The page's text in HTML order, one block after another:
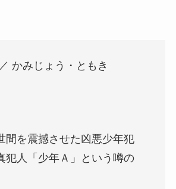
かみじょう・ともき
間を震撼させた凶悪少年犯
犯人「少年Ａ」という噂の